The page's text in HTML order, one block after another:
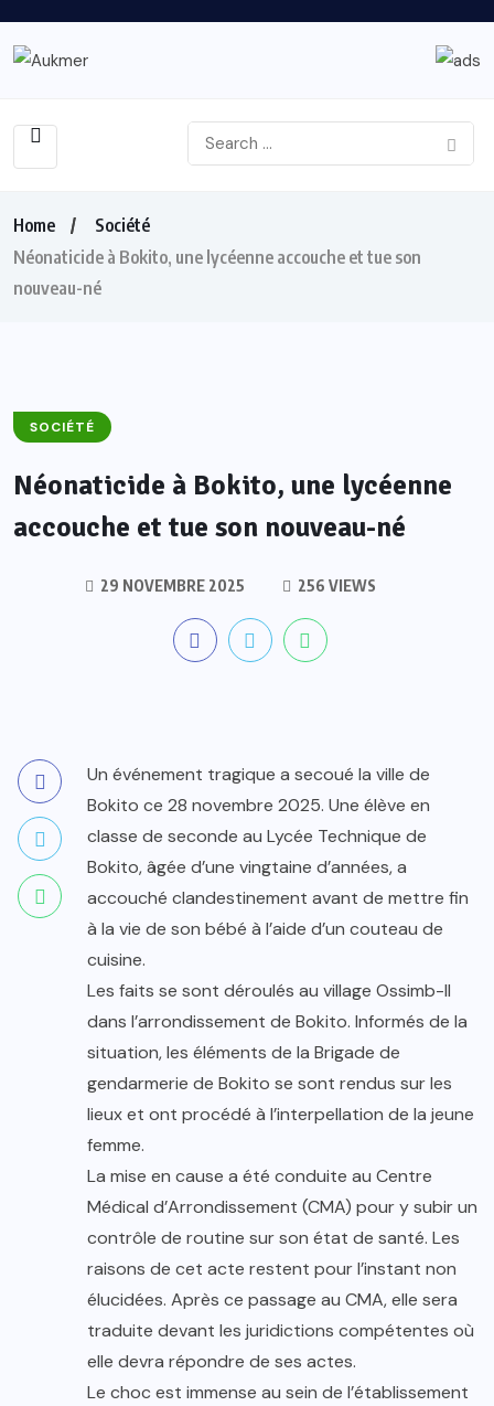
Home
Société
Néonaticide à Bokito, une lycéenne accouche et tue son
nouveau-né
SOCIÉTÉ
Néonaticide à Bokito, une lycéenne
accouche et tue son nouveau-né
29 NOVEMBRE 2025 256 VIEWS
Un événement tragique a secoué la ville de
Bokito ce 28 novembre 2025. Une élève en
classe de seconde au Lycée Technique de
Bokito, âgée d’une vingtaine d’années, a
accouché clandestinement avant de mettre fin
à la vie de son bébé à l’aide d’un couteau de
cuisine.
Les faits se sont déroulés au village Ossimb-II
dans l’arrondissement de Bokito. Informés de la
situation, les éléments de la Brigade de
gendarmerie de Bokito se sont rendus sur les
lieux et ont procédé à l’interpellation de la jeune
femme.
La mise en cause a été conduite au Centre
Médical d’Arrondissement (CMA) pour y subir un
contrôle de routine sur son état de santé. Les
raisons de cet acte restent pour l’instant non
élucidées. Après ce passage au CMA, elle sera
traduite devant les juridictions compétentes où
elle devra répondre de ses actes.
Le choc est immense au sein de l’établissement